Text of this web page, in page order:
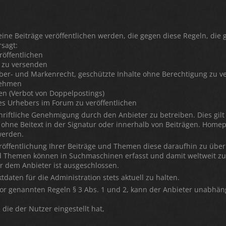
Beiträge veröffentlichen werden, die gegen diese Regeln,
versenden
und Markenrecht, geschützte Inhalte ohne Berechtigung zu
(Verbot von Doppelpostings)
Urhebers im Forum zu veröffentlichen
Genehmigung durch den Anbieter zu betreiben. Dies
Beitext in der Signatur oder innerhalb von Beiträgen.
Ihrer Beiträge und Themen diese daraufhin zu
können in Suchmaschinen erfasst und damit weltweit
dem Anbieter ist ausgeschlossen.
für die Administration stets aktuell zu halten.
genannten Regeln § 3 Abs. 1 und 2, kann der Anbieter
der Nutzer eingestellt hat,